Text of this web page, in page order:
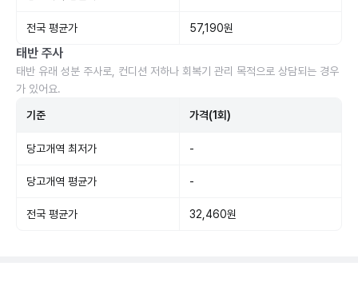
전국 평균가 57,190원
태반 주사
태반 유래 성분 주사로, 컨디션 저하나 회복기 관리 목적으로 상담되는 경우
가 있어요.
기준 가격(1회)
당고개역 최저가 -
당고개역 평균가 -
전국 평균가 32,460원